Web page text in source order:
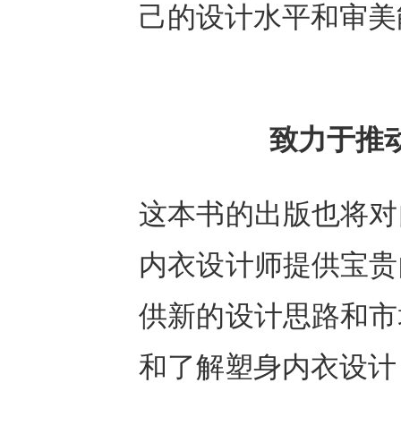
己的设计水平和审
致力于推
这本书的出版也将
内衣设计师提供宝
供新的设计思路和
和了解塑身内衣设